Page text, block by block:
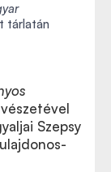
tárlatán
Szepsy